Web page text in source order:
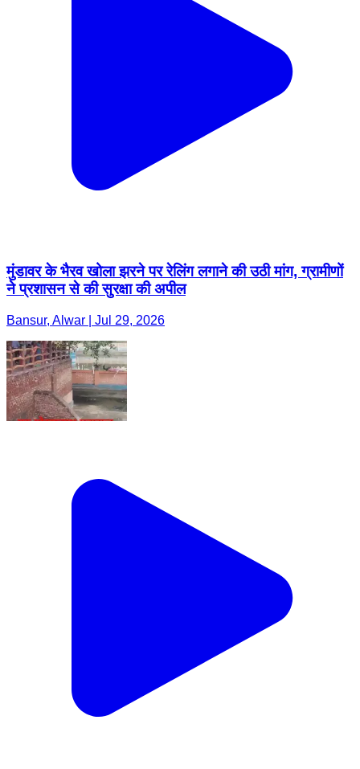
मुंडावर के भैरव खोला झरने पर रेलिंग लगाने की उठी मांग, ग्रामीणों
ने प्रशासन से की सुरक्षा की अपील
Bansur, Alwar | Jul 29, 2026